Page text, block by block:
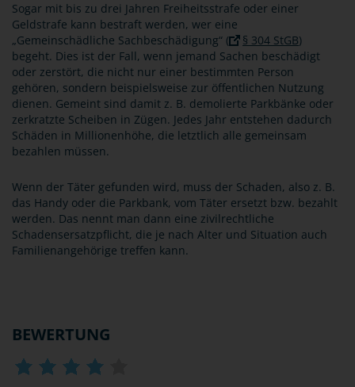
Sogar mit bis zu drei Jahren Freiheitsstrafe oder einer
Geldstrafe kann bestraft werden, wer eine
„Gemeinschädliche Sachbeschädigung“ (
§ 304 StGB)
begeht. Dies ist der Fall, wenn jemand Sachen beschädigt
oder zerstört, die nicht nur einer bestimmten Person
gehören, sondern beispielsweise zur öffentlichen Nutzung
dienen. Gemeint sind damit z. B. demolierte Parkbänke oder
zerkratzte Scheiben in Zügen. Jedes Jahr entstehen dadurch
Schäden in Millionenhöhe, die letztlich alle gemeinsam
bezahlen müssen.
Wenn der Täter gefunden wird, muss der Schaden, also z. B.
das Handy oder die Parkbank, vom Täter ersetzt bzw. bezahlt
werden. Das nennt man dann eine zivilrechtliche
Schadensersatzpflicht, die je nach Alter und Situation auch
Familienangehörige treffen kann.
BEWERTUNG